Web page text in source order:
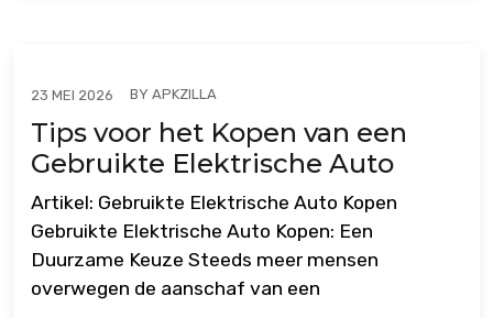
23 MEI 2026 BY APKZILLA
Tips voor het Kopen van een
Gebruikte Elektrische Auto
Artikel: Gebruikte Elektrische Auto Kopen
Gebruikte Elektrische Auto Kopen: Een
Duurzame Keuze Steeds meer mensen
overwegen de aanschaf van een